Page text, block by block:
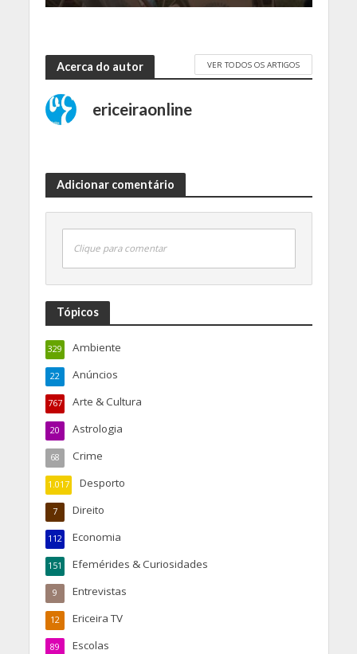
Acerca do autor VER TODOS OS ARTIGOS
ericeiraonline
Adicionar comentário
Clique para comentar
Tópicos
Ambiente
329
Anúncios
22
Arte & Cultura
767
Astrologia
20
Crime
68
Desporto
1.017
Direito
7
Economia
112
Efemérides & Curiosidades
151
Entrevistas
9
Ericeira TV
12
Escolas
89